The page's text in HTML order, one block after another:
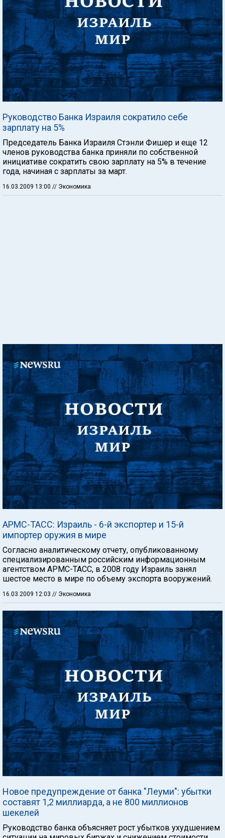
Руководство Банка Израиля сократило себе
зарплату на 5%
Председатель Банка Израиля Стэнли Фишер и еще 12
членов руководства банка приняли по собственной
инициативе сократить свою зарплату на 5% в течение
года, начиная с зарплаты за март.
16.03.2009 13:00 // Экономика
АРМС-ТАСС: Израиль - 6-й экспортер и 15-й
импортер оружия в мире
Согласно аналитическому отчету, опубликованному
специализированным российским информационным
агентством АРМС-ТАСС, в 2008 году Израиль занял
шестое место в мире по объему экспорта вооружений.
16.03.2009 12:03 // Экономика
Новое предупреждение от банка "Леуми": убытки
составят 1,2 миллиарда, а не 800 миллионов
шекелей
Руководство банка объясняет рост убытков ухудшением